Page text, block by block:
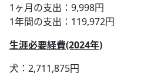
1ヶ月の支出：9,998円
1年間の支出：119,972円
生涯必要経費(2024年)
犬：2,711,875円